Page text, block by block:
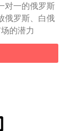
对一的俄罗斯
俄罗斯、白俄
的潜力